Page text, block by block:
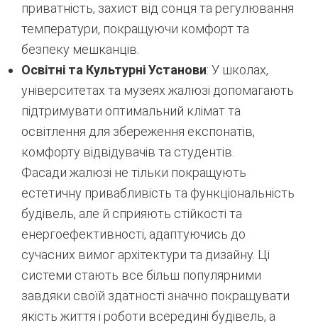
приватність, захист від сонця та регулювання
температури, покращуючи комфорт та
безпеку мешканців.
Освітні та Культурні Установи: У школах,
університетах та музеях жалюзі допомагають
підтримувати оптимальний клімат та
освітлення для збереження експонатів,
комфорту відвідувачів та студентів.
Фасади жалюзі не тільки покращують
естетичну привабливість та функціональність
будівель, але й сприяють стійкості та
енергоефективності, адаптуючись до
сучасних вимог архітектури та дизайну. Ці
системи стають все більш популярними
завдяки своїй здатності значно покращувати
якість життя і роботи всередині будівель, а